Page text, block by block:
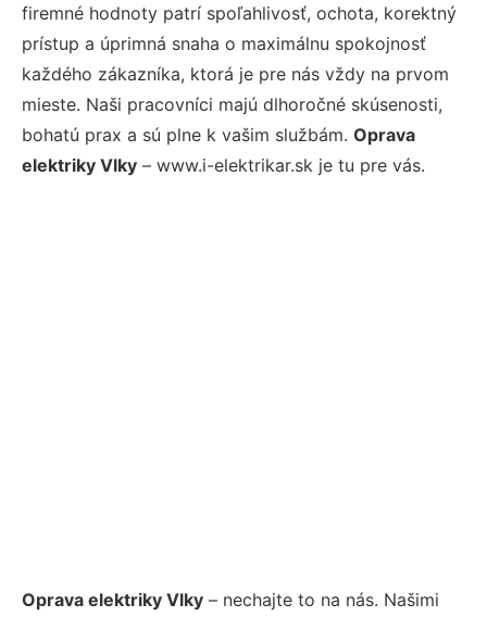
firemné hodnoty patrí spoľahlivosť, ochota, korektný
prístup a úprimná snaha o maximálnu spokojnosť
každého zákazníka, ktorá je pre nás vždy na prvom
mieste. Naši pracovníci majú dlhoročné skúsenosti,
bohatú prax a sú plne k vašim službám. Oprava
elektriky Vlky – www.i-elektrikar.sk je tu pre vás.
Oprava elektriky Vlky – nechajte to na nás. Našimi